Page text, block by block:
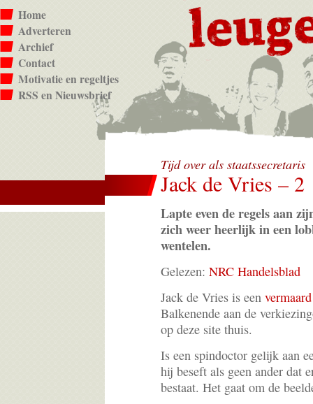
Home
Adverteren
Archief
Contact
Motivatie en regeltjes
RSS en Nieuwsbrief
Tijd over als staatssecretaris
Jack de Vries – 2
Lapte even de regels aan
zich weer heerlijk in een
wentelen.
Gelezen: NRC Handelsblad
Jack de Vries is een
Balkenende aan de
op deze site thuis.
Is een spindoctor gelijk aan
hij beseft als geen ander dat
bestaat. Het gaat om de